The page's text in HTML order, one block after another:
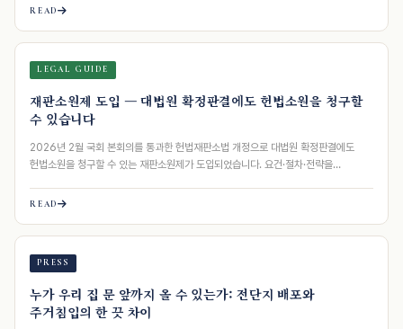
READ
LEGAL GUIDE
재판소원제 도입 — 대법원 확정판결에도 헌법소원을 청구할
수 있습니다
2026년 2월 국회 본회의를 통과한 헌법재판소법 개정으로 대법원 확정판결에도
헌법소원을 청구할 수 있는 재판소원제가 도입되었습니다. 요건·절차·전략을
READ
PRESS
누가 우리 집 문 앞까지 올 수 있는가: 전단지 배포와
주거침입의 한 끗 차이